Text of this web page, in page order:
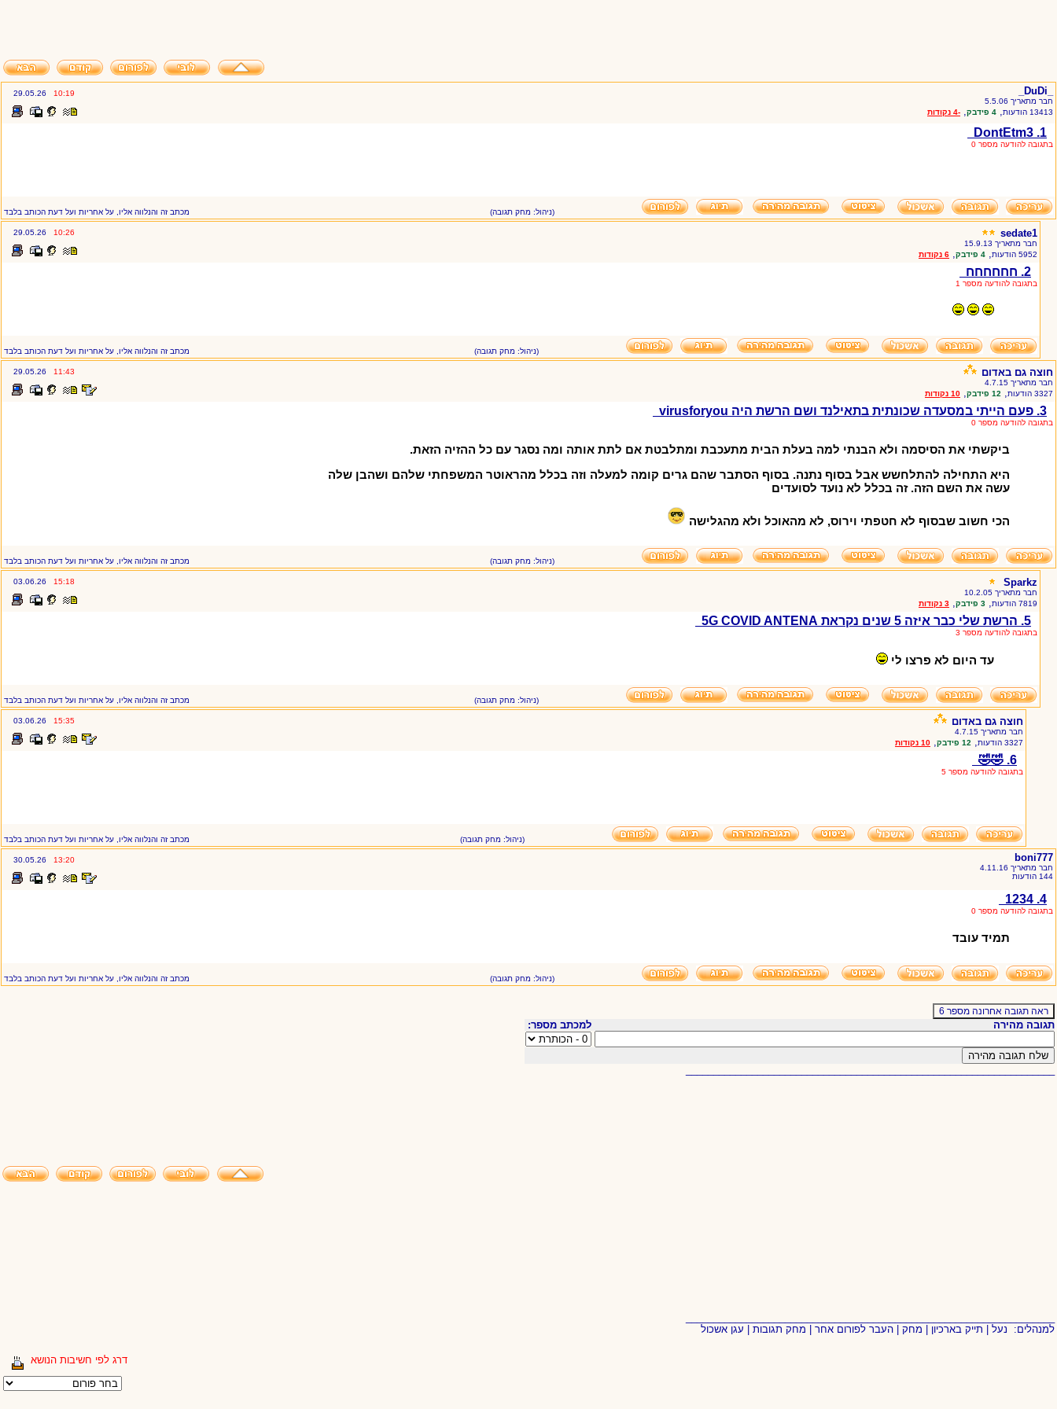
חבר מתאריך 5.5.06
13413 הודעות
, 4 פידבק , -4 נקודות
10:19
29.05.26
1. DontEtm3
בתגובה להודעה מספר 0
(ניהול: מחק תגובה) מכתב זה והנלווה אליו, על אחריות ועל דעת הכותב בלבד
sedate1
חבר מתאריך 15.9.13
5952 הודעות
, 4 פידבק , 6 נקודות
10:26
29.05.26
2. חחחחחח
בתגובה להודעה מספר 1
(ניהול: מחק תגובה) מכתב זה והנלווה אליו, על אחריות ועל דעת הכותב בלבד
חוצה גם באדום
חבר מתאריך 4.7.15
3327 הודעות
, 12 פידבק , 10 נקודות
11:43
29.05.26
3. פעם הייתי במסעדה שכונתית בתאילנד ושם הרשת היה virusforyou
בתגובה להודעה מספר 0
ביקשתי את הסיסמה ולא הבנתי למה בעלת הבית מתעכבת ומתלבטת אם לתת אותה ומה נסגר עם כל ההזיה הזאת.
היא התחילה להתלחשש אבל בסוף נתנה. בסוף הסתבר שהם גרים קומה למעלה וזה בכלל מהראוטר המשפחתי שלהם ושהבן שלה
עשה את השם הזה. זה בכלל לא נועד לסועדים
הכי חשוב שבסוף לא חטפתי וירוס, לא מהאוכל ולא מהגלישה
(ניהול: מחק תגובה) מכתב זה והנלווה אליו, על אחריות ועל דעת הכותב בלבד
Sparkz
חבר מתאריך 10.2.05
7819 הודעות
, 3 פידבק , 3 נקודות
15:18
03.06.26
5. הרשת שלי כבר איזה 5 שנים נקראת 5G COVID ANTENA
בתגובה להודעה מספר 3
עד היום לא פרצו לי
(ניהול: מחק תגובה) מכתב זה והנלווה אליו, על אחריות ועל דעת הכותב בלבד
חוצה גם באדום
חבר מתאריך 4.7.15
3327 הודעות
, 12 פידבק , 10 נקודות
15:35
03.06.26
6. 🤣🤣
בתגובה להודעה מספר 5
(ניהול: מחק תגובה) מכתב זה והנלווה אליו, על אחריות ועל דעת הכותב בלבד
boni777
חבר מתאריך 4.11.16
144 הודעות
13:20
30.05.26
4. 1234
בתגובה להודעה מספר 0
תמיד עובד
(ניהול: מחק תגובה) מכתב זה והנלווה אליו, על אחריות ועל דעת הכותב בלבד
תגובה מהירה למכתב מספר:
למנהלים: נעל תייק בארכיון מחק העבר לפורום אחר מחק תגובות עגן אשכול
דרג לפי חשיבות הנושא